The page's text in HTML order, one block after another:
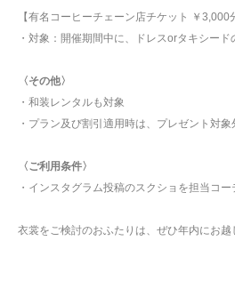
【有名コーヒーチェーン店チケット ￥3,000
・対象：開催期間中に、ドレスorタキシー
〈その他〉
・和装レンタルも対象
・プラン及び割引適用時は、プレゼント対象
〈ご利用条件〉
・インスタグラム投稿のスクショを担当コ
衣裳をご検討のおふたりは、ぜひ年内にお越